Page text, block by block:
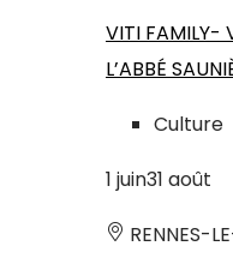
VITI FAMILY-
L’ABBÉ
Culture
1 juin31 août
RENNES-